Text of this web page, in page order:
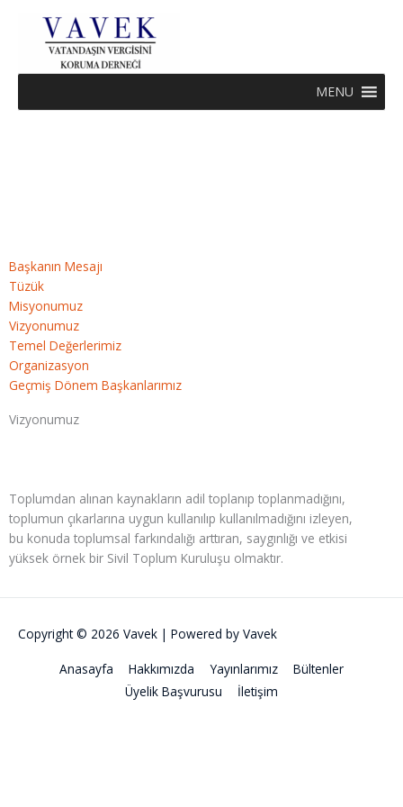
MENU
Başkanın Mesajı
Tüzük
Misyonumuz
Vizyonumuz
Temel Değerlerimiz
Organizasyon
Geçmiş Dönem Başkanlarımız
Vizyonumuz
Toplumdan alınan kaynakların adil toplanıp toplanmadığını,
toplumun çıkarlarına uygun kullanılıp kullanılmadığını izleyen,
bu konuda toplumsal farkındalığı arttıran, saygınlığı ve etkisi
yüksek örnek bir Sivil Toplum Kuruluşu olmaktır.
Copyright © 2026 Vavek | Powered by Vavek
Anasayfa Hakkımızda Yayınlarımız
Bültenler
Üyelik Başvurusu
İletişim